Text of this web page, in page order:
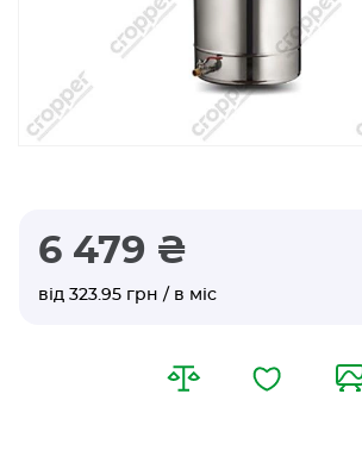
6 479 ₴
від 323.95 грн / в міс